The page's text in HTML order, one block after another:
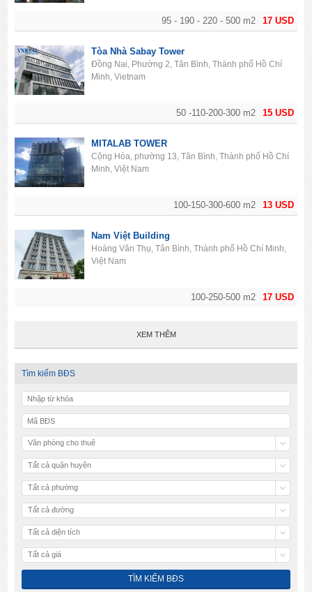
17 USD
95 - 190 - 220 - 500 m2
15 USD
50 -110-200-300 m2
Tòa Nhà Sabay Tower
Đồng Nai, Phường 2, Tân Bình, Thành phố Hồ Chí
Minh, Vietnam
13 USD
100-150-300-600 m2
MITALAB TOWER
Cộng Hòa, phường 13, Tân Bình, Thành phố Hồ Chí
Minh, Việt Nam
17 USD
100-250-500 m2
Nam Việt Building
Hoàng Văn Thụ, Tân Bình, Thành phố Hồ Chí Minh,
Việt Nam
XEM THÊM
Tìm kiếm BĐS
Văn phòng cho thuê
Tất cả quận huyện
Tất cả phường
Tất cả đường
Tất cả diện tích
Tất cả giá